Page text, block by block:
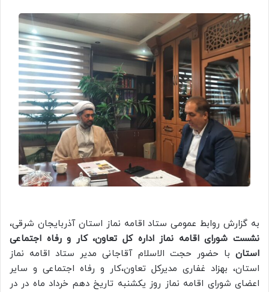
به گزارش روابط عمومی ستاد اقامه نماز استان آذربایجان شرقی،
نشست شورای اقامه نماز اداره کل تعاون، کار و رفاه اجتماعی
استان با حضور حجت الاسلام آقاجانی مدیر ستاد اقامه نماز
استان، بهزاد غفاری مدیرکل تعاون،کار و رفاه اجتماعی و سایر
اعضای شورای اقامه نماز روز یکشنبه تاریخ دهم خرداد ماه در در